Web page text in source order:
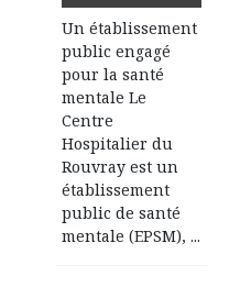
Un établissement
public engagé
pour la santé
mentale Le
Centre
Hospitalier du
Rouvray est un
établissement
public de santé
mentale (EPSM), ...